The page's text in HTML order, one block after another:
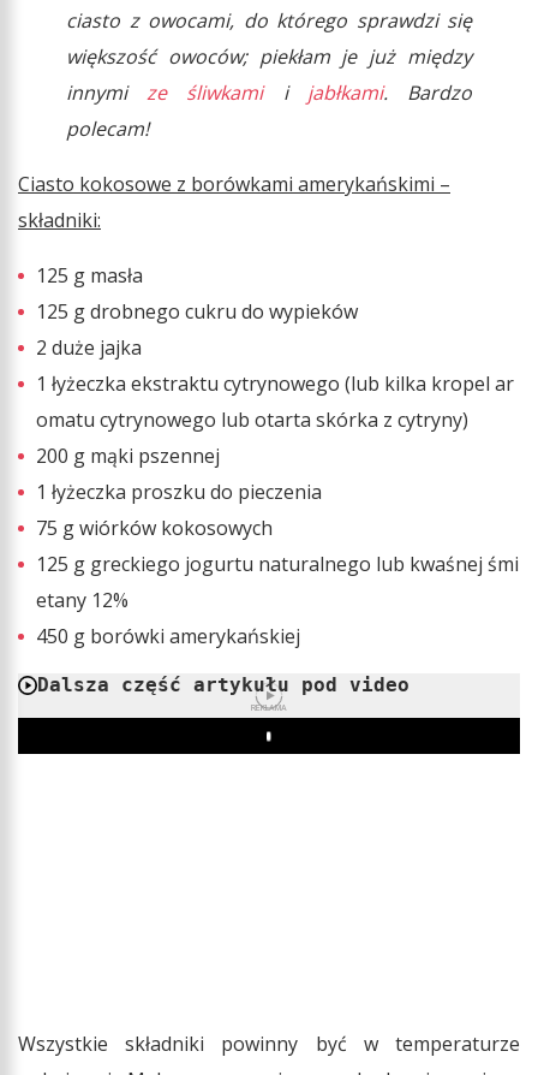
ciasto z owocami, do którego sprawdzi się
większość owoców; piekłam je już między
innymize śliwkamii jabłkami. Bardzo
polecam!
Ciasto kokosowe z borówkami amerykańskimi –
składniki:
125 g masła
125 g drobnego cukru do wypieków
2 duże jajka
1 łyżeczka ekstraktu cytrynowego (lub kilka kropel ar
omatu cytrynowego lub otarta skórka z cytryny)
200 g mąki pszennej
1 łyżeczka proszku do pieczenia
75 g wiórków kokosowych
125 g greckiego jogurtu naturalnego lub kwaśnej śmi
etany 12%
450 g borówki amerykańskiej
Dalsza część artykułu pod video
REKLAMA
Play
Wszystkie składniki powinny być w temperaturze